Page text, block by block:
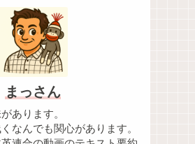
まっさん
あります。
なんでも関心があります。